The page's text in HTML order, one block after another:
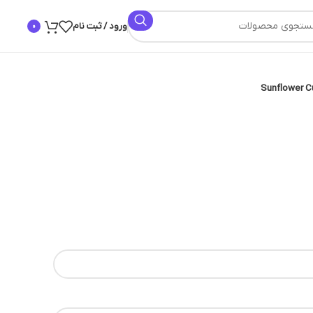
ورود / ثبت نام 0